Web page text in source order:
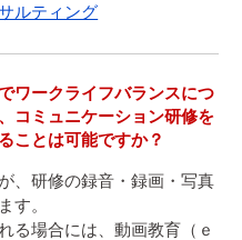
ルティング
ワークライフバランスにつ
コミュニケーション研修を
ことは可能ですか？
、研修の録音・録画・写真
す。
る場合には、動画教育（ｅ